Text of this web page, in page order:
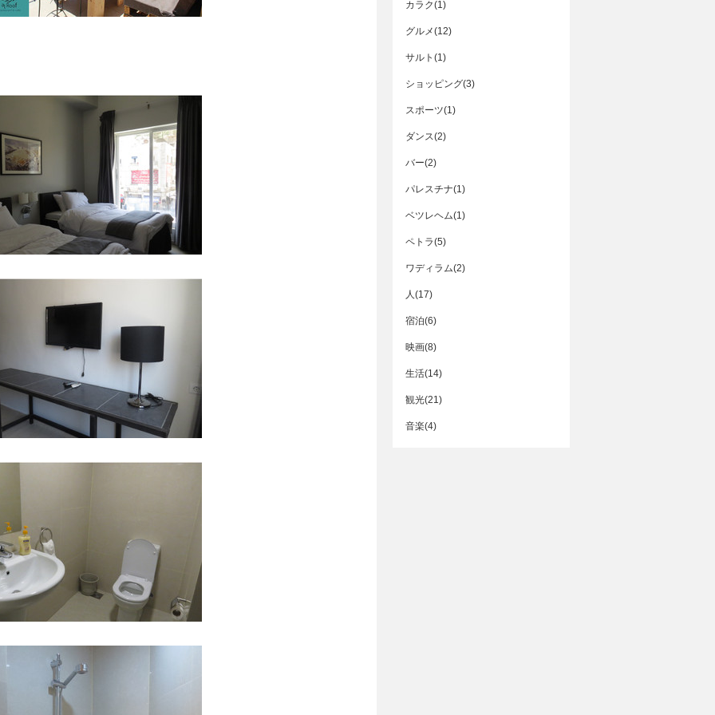
カラク(1)
グルメ(12)
サルト(1)
ショッピング(3)
スポーツ(1)
ダンス(2)
バー(2)
パレスチナ(1)
ベツレヘム(1)
ペトラ(5)
ワディラム(2)
人(17)
宿泊(6)
映画(8)
生活(14)
観光(21)
音楽(4)